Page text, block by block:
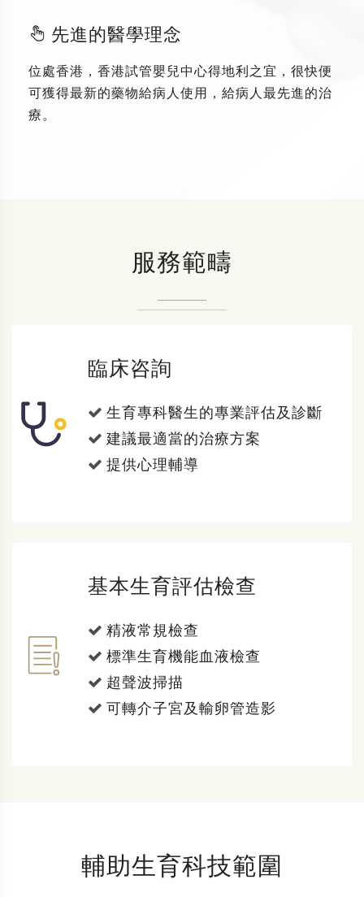
先進的醫學理念
位處香港，香港試管嬰兒中心得地利之宜，很快便
可獲得最新的藥物給病人使用，給病人最先進的治
療。
服務範疇
臨床咨詢
生育專科醫生的專業評估及診斷
建議最適當的治療方案
提供心理輔導
基本生育評估檢查
精液常規檢查
標準生育機能血液檢查
超聲波掃描
可轉介子宮及輸卵管造影
輔助生育科技範圍